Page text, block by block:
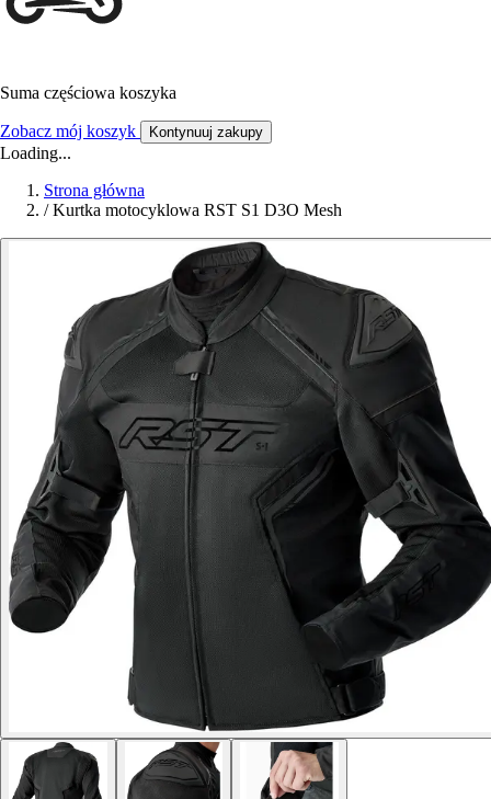
Suma częściowa koszyka
Zobacz mój koszyk Kontynuuj zakupy
Loading...
Strona główna
/ Kurtka motocyklowa RST S1 D3O Mesh